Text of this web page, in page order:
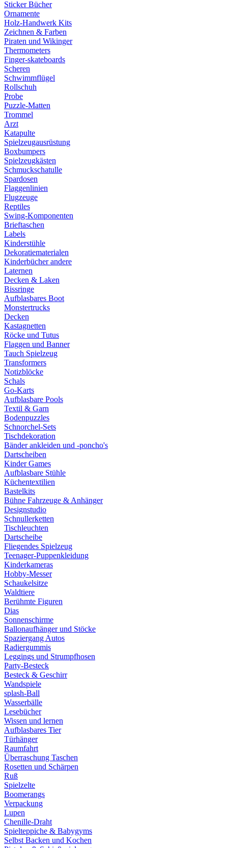
Sticker Bücher
Ornamente
Holz-Handwerk Kits
Zeichnen & Farben
Piraten und Wikinger
Thermometers
Finger-skateboards
Scheren
Schwimmflügel
Rollschuh
Probe
Puzzle-Matten
Trommel
Arzt
Katapulte
Spielzeugausrüstung
Boxbumpers
Spielzeugkästen
Schmuckschatulle
Spardosen
Flaggenlinien
Flugzeuge
Reptiles
Swing-Komponenten
Brieftaschen
Labels
Kinderstühle
Dekoratiematerialen
Kinderbücher andere
Laternen
Decken & Laken
Bissringe
Aufblasbares Boot
Monstertrucks
Decken
Kastagnetten
Röcke und Tutus
Flaggen und Banner
Tauch Spielzeug
Transformers
Notizblöcke
Schals
Go-Karts
Aufblasbare Pools
Textil & Garn
Bodenpuzzles
Schnorchel-Sets
Tischdekoration
Bänder ankleiden und -poncho's
Dartscheiben
Kinder Games
Aufblasbare Stühle
Küchentextilien
Bastelkits
Bühne Fahrzeuge & Anhänger
Designstudio
Schnullerketten
Tischleuchten
Dartscheibe
Fliegendes Spielzeug
Teenager-Puppenkleidung
Kinderkameras
Hobby-Messer
Schaukelsitze
Waldtiere
Berühmte Figuren
Dias
Sonnenschirme
Ballonaufhänger und Stöcke
Spaziergang Autos
Radiergummis
Leggings und Strumpfhosen
Party-Besteck
Besteck & Geschirr
Wandspiele
splash-Ball
Wasserbälle
Lesebücher
Wissen und lernen
Aufblasbares Tier
Türhänger
Raumfahrt
Überraschung Taschen
Rosetten und Schärpen
Ruß
Spielzelte
Boomerangs
Verpackung
Lupen
Chenille-Draht
Spielteppiche & Babygyms
Selbst Backen und Kochen